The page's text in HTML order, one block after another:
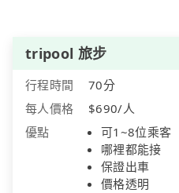
tripool 旅步
行程時間
70分
每人價格
$690/人
優點
可1~8位乘客
哪裡都能接
保證出車
價格透明